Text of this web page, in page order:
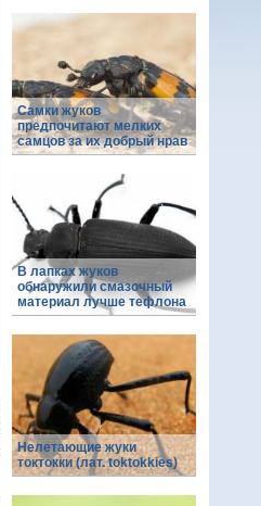
Самки жуков
предпочитают мелких
самцов за их добрый нрав
В лапках жуков
обнаружили смазочный
материал лучше тефлона
Нелетающие жуки
токтокки (лат. toktokkies)